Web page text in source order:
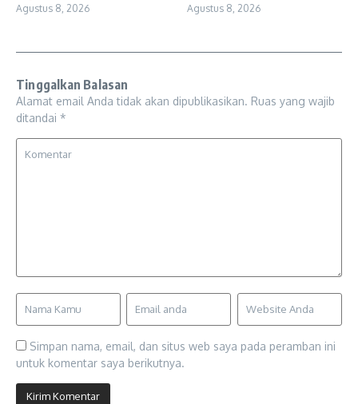
Agustus 8, 2026 Agustus 8, 2026
Tinggalkan Balasan
Alamat email Anda tidak akan dipublikasikan. Ruas yang wajib
ditandai *
Simpan nama, email, dan situs web saya pada peramban ini
untuk komentar saya berikutnya.